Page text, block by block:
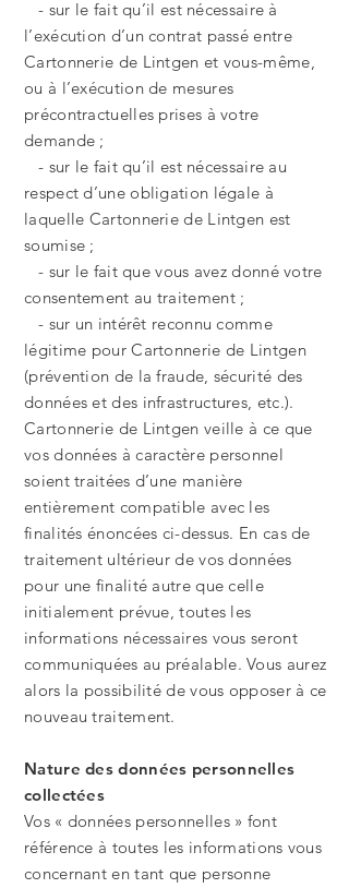
- sur le fait qu’il est nécessaire à
l’exécution d’un contrat passé entre
Cartonnerie de Lintgen et vous-même,
ou à l’exécution de mesures
précontractuelles prises à votre
demande ;
- sur le fait qu’il est nécessaire au
respect d’une obligation légale à
laquelle Cartonnerie de Lintgen est
soumise ;
- sur le fait que vous avez donné votre
consentement au traitement ;
- sur un intérêt reconnu comme
légitime pour Cartonnerie de Lintgen
(prévention de la fraude, sécurité des
données et des infrastructures, etc.).
Cartonnerie de Lintgen veille à ce que
vos données à caractère personnel
soient traitées d’une manière
entièrement compatible avec les
finalités énoncées ci-dessus. En cas de
traitement ultérieur de vos données
pour une finalité autre que celle
initialement prévue, toutes les
informations nécessaires vous seront
communiquées au préalable. Vous aurez
alors la possibilité de vous opposer à ce
nouveau traitement.
Nature des données personnelles
collectées
Vos « données personnelles » font
référence à toutes les informations vous
concernant en tant que personne